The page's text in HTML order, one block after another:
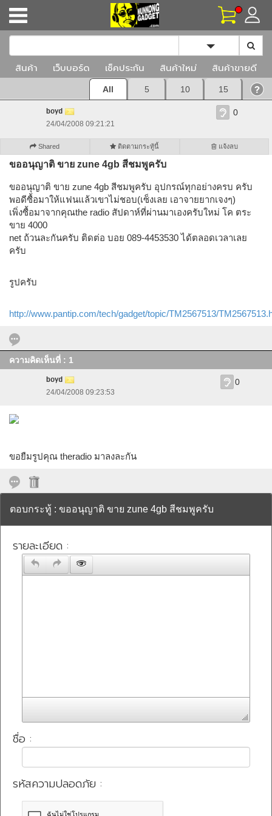
Toggle
สินค้า เว็บบอร์ด เช็คประกัน สินค้าใหม่ สินค้าขายดี
All 5 10 15
boyd
24/04/2008 09:21:21
0
Shared ติดตามกระทู้นี้ แจ้งลบ
ขออนุญาติ ขาย zune 4gb สีชมพูครับ
ขออนุญาติ ขาย zune 4gb สีชมพูครับ อุปกรณ์ทุกอย่างครบ ครับ
พอดีซื้อมาให้แฟนแล้วเขาไม่ชอบ(เซ็งเลย เอาจายยากเจงๆ)
เพิ่งซื้อมาจากคุณthe radio สัปดาห์ที่ผ่านมาเองครับใหม่ โค ตระ
ขาย 4000
net ถ้วนละกันครับ ติดต่อ บอย 089-4453530 ได้ตลอดเวลาเลย
ครับ
รูปครับ
http://www.pantip.com/tech/gadget/topic/TM2567513/
ความคิดเห็นที่ : 1
boyd
24/04/2008 09:23:53
0
ขอยืมรูปคุณ theradio มาลงละกัน
ตอบกระทู้ : ขออนุญาติ ขาย zune 4gb สีชมพูครับ
รายละเอียด :
ชื่อ :
รหัสความปลอดภัย :